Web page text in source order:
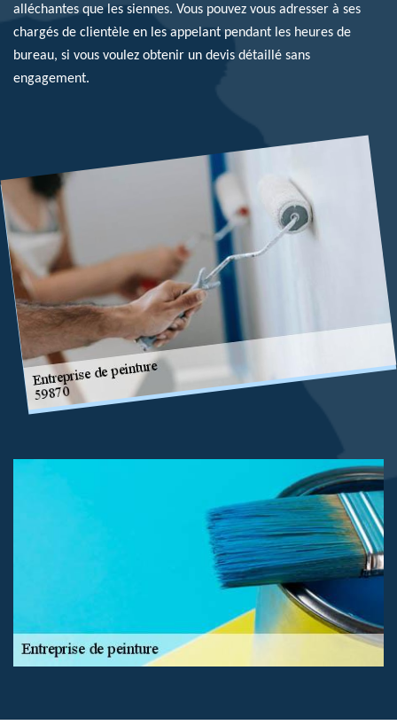
alléchantes que les siennes. Vous pouvez vous adresser à ses
chargés de clientèle en les appelant pendant les heures de
bureau, si vous voulez obtenir un devis détaillé sans
engagement.